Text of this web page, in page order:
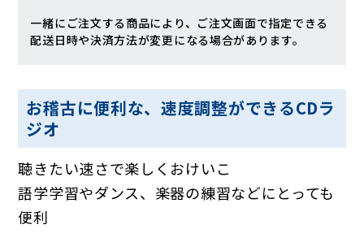
一緒にご注文する商品により、ご注文画面で指定できる
配送日時や決済方法が変更になる場合があります。
お稽古に便利な、速度調整ができるCDラ
ジオ
聴きたい速さで楽しくおけいこ
語学学習やダンス、楽器の練習などにとっても
便利